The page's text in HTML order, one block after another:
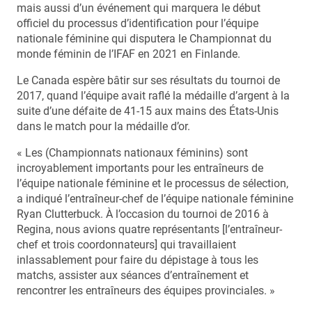
mais aussi d’un événement qui marquera le début
officiel du processus d’identification pour l’équipe
nationale féminine qui disputera le Championnat du
monde féminin de l’IFAF en 2021 en Finlande.
Le Canada espère bâtir sur ses résultats du tournoi de
2017, quand l’équipe avait raflé la médaille d’argent à la
suite d’une défaite de 41-15 aux mains des États-Unis
dans le match pour la médaille d’or.
« Les (Championnats nationaux féminins) sont
incroyablement importants pour les entraîneurs de
l’équipe nationale féminine et le processus de sélection,
a indiqué l’entraîneur-chef de l’équipe nationale féminine
Ryan Clutterbuck. À l’occasion du tournoi de 2016 à
Regina, nous avions quatre représentants [l’entraîneur-
chef et trois coordonnateurs] qui travaillaient
inlassablement pour faire du dépistage à tous les
matchs, assister aux séances d’entraînement et
rencontrer les entraîneurs des équipes provinciales. »